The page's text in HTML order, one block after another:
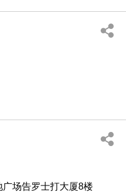
场告罗士打大厦8楼